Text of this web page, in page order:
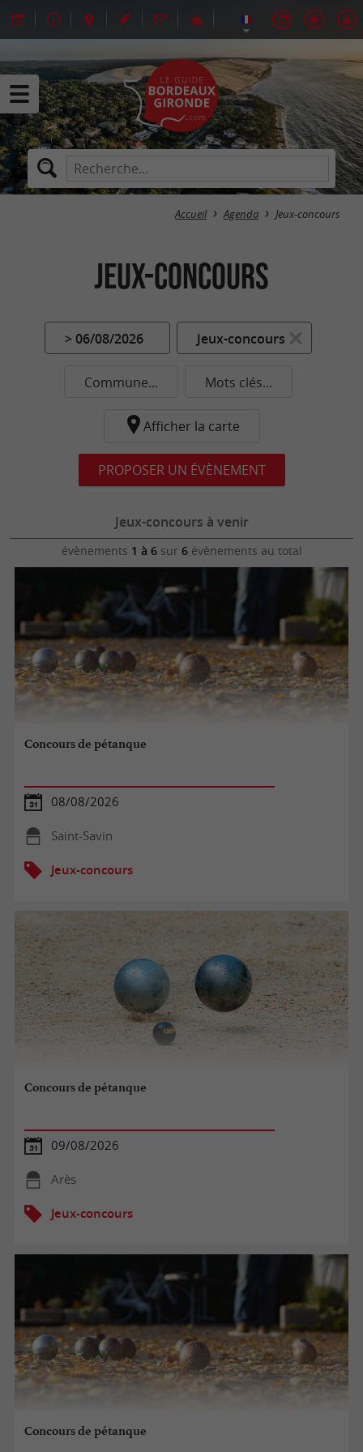
Accueil Agenda Jeux-concours
Jeux-concours
> 06/08/2026 Jeux-concours
Commune... Mots clés...
Afficher la carte
PROPOSER UN ÉVÈNEMENT
Jeux-concours à venir
évènements 1 à 6sur 6évènements au total
Concours de pétanque
08/08/2026
Saint-Savin
Jeux-concours
Concours de pétanque
09/08/2026
Arès
Jeux-concours
Concours de pétanque